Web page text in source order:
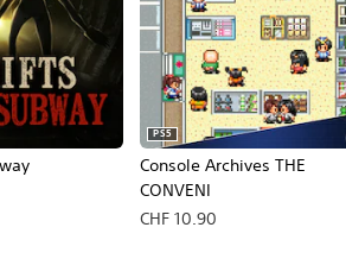
Console Archives THE
CONVENI
PS5
CHF 10.90